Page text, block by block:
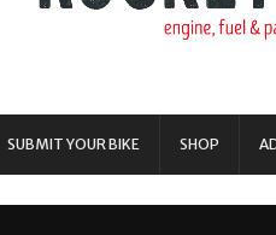
SUBMIT YOUR BIKE SHOP